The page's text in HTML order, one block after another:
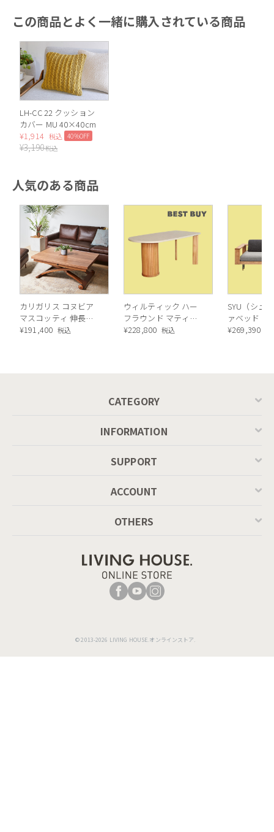
この商品とよく一緒に購入されている商品
LH-CC 22 クッション
カバー MU 40×40cm
¥1,914 税込 40%OFF
¥3,190税込
人気のある商品
カリガリス コヌビア
マスコッティ 伸長・
昇降式テーブル ／
¥191,400 税込
ウィルティック ハー
フラウンド マティエ
ラ塗装 ダイニングテ
¥228,800 税込
SYU（シュ
ァベッド（
ル）190cm
¥269,390
CATEGORY
INFORMATION
SUPPORT
ACCOUNT
OTHERS
© 2013-2026 LIVING HOUSE.オンラインストア.